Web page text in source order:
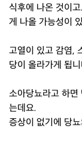
식후에 나온 것이
게 나올 가능성이
고열이 있고 감염,
당이 올라가게 됩
소아당뇨라고 하면
는데요.
증상이 없기에 당